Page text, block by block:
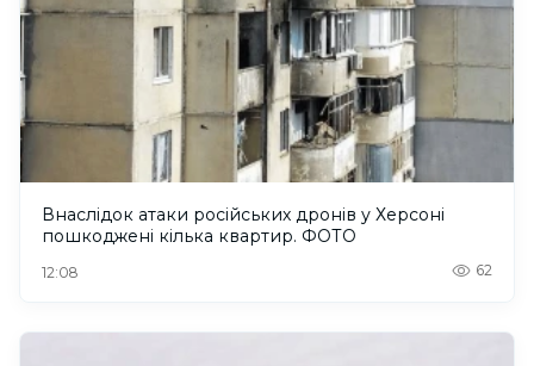
Внаслідок атаки російських дронів у Херсоні
пошкоджені кілька квартир. ФОТО
12:08 62